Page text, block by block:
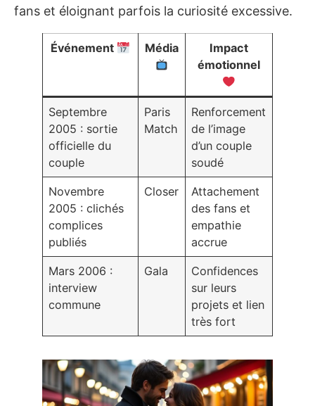
fans et éloignant parfois la curiosité excessive.
Événement Média
Impact
émotionnel
Septembre
2005 : sortie
officielle du
couple
Paris
Match
Renforcement
de l’image
d’un couple
soudé
Novembre
2005 : clichés
complices
publiés
Closer
Attachement
des fans et
empathie
accrue
Mars 2006 :
interview
commune
Gala
Confidences
sur leurs
projets et lien
très fort